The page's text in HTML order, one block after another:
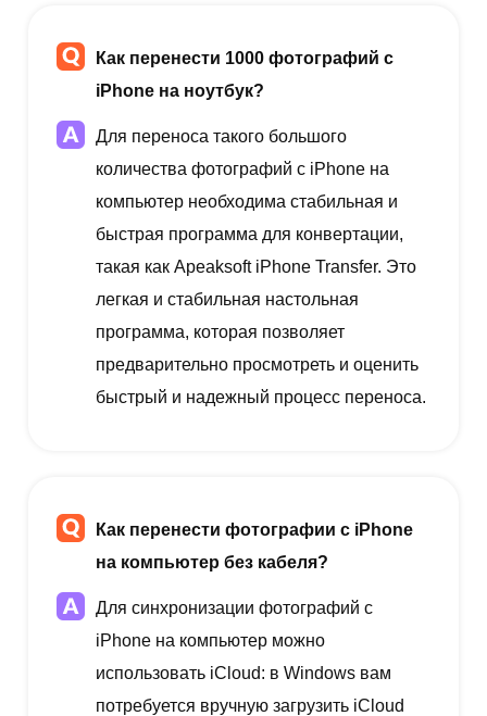
Как перенести 1000 фотографий с
iPhone на ноутбук?
Для переноса такого большого
количества фотографий с iPhone на
компьютер необходима стабильная и
быстрая программа для конвертации,
такая как Apeaksoft iPhone Transfer. Это
легкая и стабильная настольная
программа, которая позволяет
предварительно просмотреть и оценить
быстрый и надежный процесс переноса.
Как перенести фотографии с iPhone
на компьютер без кабеля?
Для синхронизации фотографий с
iPhone на компьютер можно
использовать iCloud: в Windows вам
потребуется вручную загрузить iCloud